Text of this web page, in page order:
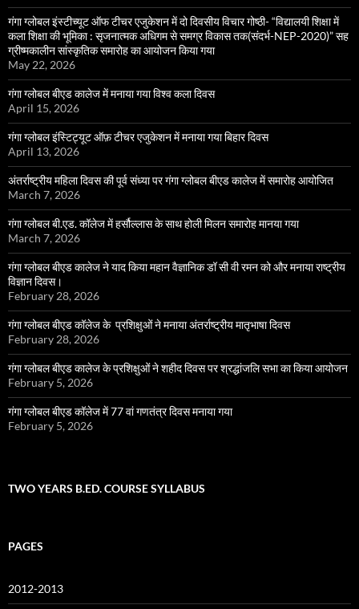
गंगा ग्लोबल इंस्टीच्यूट ऑफ टीचर एजुकेशन में दो दिवसीय विचार गोष्ठी- “विद्यालयी शिक्षा में
कला शिक्षा की भूमिका : सृजनात्मक अधिगम से समग्र विकास तक(संदर्भ-NEP-2020)” सह
ग्रीष्मकालीन सांस्कृतिक समारोह का आयोजन किया गया
May 22, 2026
गंगा ग्लोबल बीएड कालेज में मनाया गया विश्व कला दिवस
April 15, 2026
गंगा ग्लोबल इंस्टिट्यूट ऑफ़ टीचर एजुकेशन में मनाया गया बिहार दिवस
April 13, 2026
अंतर्राष्ट्रीय महिला दिवस की पूर्व संध्या पर गंगा ग्लोबल बीएड कालेज में समारोह आयोजित
March 7, 2026
गंगा ग्लोबल बी.एड. कॉलेज में हर्सौल्लास के साथ होली मिलन समारोह मानया गया
March 7, 2026
गंगा ग्लोबल बीएड कालेज ने याद किया महान वैज्ञानिक डॉ सी वी रमन को और मनाया राष्ट्रीय
विज्ञान दिवस।
February 28, 2026
गंगा ग्लोबल बीएड कॉलेज के प्रशिक्षुओं ने मनाया अंतर्राष्ट्रीय मातृभाषा दिवस
February 28, 2026
गंगा ग्लोबल बीएड कालेज के प्रशिक्षुओं ने शहीद दिवस पर श्रद्धांजलि सभा का किया आयोजन
February 5, 2026
गंगा ग्लोबल बीएड कॉलेज में 77 वां गणतंत्र दिवस मनाया गया
February 5, 2026
TWO YEARS B.ED. COURSE SYLLABUS
PAGES
2012-2013